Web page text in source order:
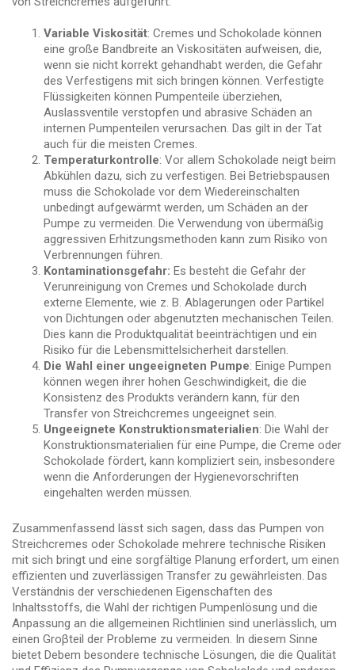
Variable Viskosität: Cremes und Schokolade können
eine große Bandbreite an Viskositäten aufweisen, die,
wenn sie nicht korrekt gehandhabt werden, die Gefahr
des Verfestigens mit sich bringen können. Verfestigte
Flüssigkeiten können Pumpenteile überziehen,
Auslassventile verstopfen und abrasive Schäden an
internen Pumpenteilen verursachen. Das gilt in der Tat
auch für die meisten Cremes.
Temperaturkontrolle: Vor allem Schokolade neigt beim
Abkühlen dazu, sich zu verfestigen. Bei Betriebspausen
muss die Schokolade vor dem Wiedereinschalten
unbedingt aufgewärmt werden, um Schäden an der
Pumpe zu vermeiden. Die Verwendung von übermäßig
aggressiven Erhitzungsmethoden kann zum Risiko von
Verbrennungen führen.
Kontaminationsgefahr: Es besteht die Gefahr der
Verunreinigung von Cremes und Schokolade durch
externe Elemente, wie z. B. Ablagerungen oder Partikel
von Dichtungen oder abgenutzten mechanischen Teilen.
Dies kann die Produktqualität beeinträchtigen und ein
Risiko für die Lebensmittelsicherheit darstellen.
Die Wahl einer ungeeigneten Pumpe: Einige Pumpen
können wegen ihrer hohen Geschwindigkeit, die die
Konsistenz des Produkts verändern kann, für den
Transfer von Streichcremes ungeeignet sein.
Ungeeignete Konstruktionsmaterialien: Die Wahl der
Konstruktionsmaterialien für eine Pumpe, die Creme oder
Schokolade fördert, kann kompliziert sein, insbesondere
wenn die Anforderungen der Hygienevorschriften
eingehalten werden müssen.
Zusammenfassend lässt sich sagen, dass das Pumpen von
Streichcremes oder Schokolade mehrere technische Risiken
mit sich bringt und eine sorgfältige Planung erfordert, um einen
effizienten und zuverlässigen Transfer zu gewährleisten. Das
Verständnis der verschiedenen Eigenschaften des
Inhaltsstoffs, die Wahl der richtigen Pumpenlösung und die
Anpassung an die allgemeinen Richtlinien sind unerlässlich, um
einen Groβteil der Probleme zu vermeiden. In diesem Sinne
bietet Debem besondere technische Lösungen, die die Qualität